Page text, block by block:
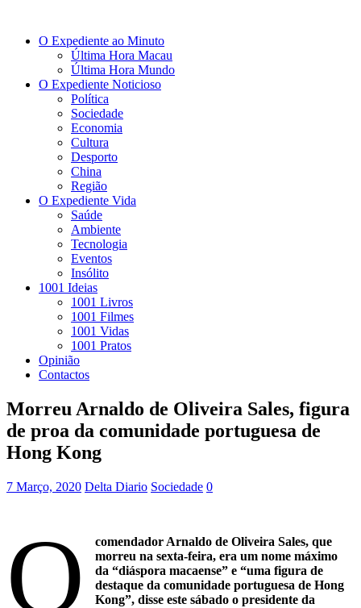
O Expediente ao Minuto
Última Hora Macau
Última Hora Mundo
O Expediente Noticioso
Política
Sociedade
Economia
Cultura
Desporto
China
Região
O Expediente Vida
Saúde
Ambiente
Tecnologia
Eventos
Insólito
1001 Ideias
1001 Livros
1001 Filmes
1001 Vidas
1001 Pratos
Opinião
Contactos
Morreu Arnaldo de Oliveira Sales, figura
de proa da comunidade portuguesa de
Hong Kong
7 Março, 2020 Delta Diario Sociedade 0
O
comendador Arnaldo de Oliveira Sales, que
morreu na sexta-feira, era um nome máximo
da “diáspora macaense” e “uma figura de
destaque da comunidade portuguesa de Hong
Kong”, disse este sábado o presidente da